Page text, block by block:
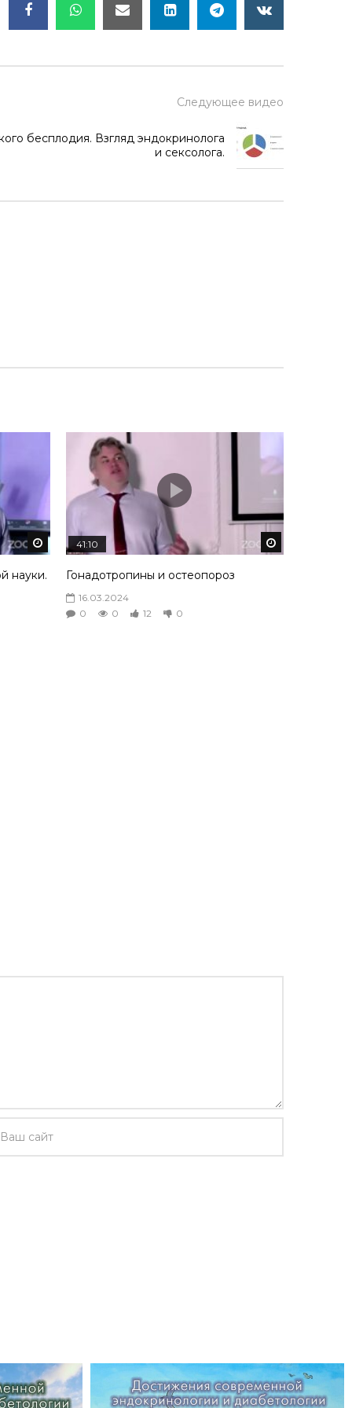
Следующее видео
бесплодия. Взгляд эндокринолога
и сексолога.
Смотреть потом
науки.
41:10
Гонадотропины и остеопороз
16.03.2024
0
0 12 0